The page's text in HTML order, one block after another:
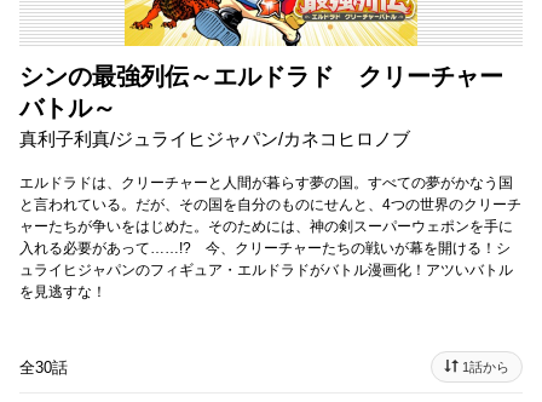
シンの最強列伝～エルドラド クリーチャー
バトル～
真利子利真/ジュライヒジャパン/カネコヒロノブ
エルドラドは、クリーチャーと人間が暮らす夢の国。すべての夢がかなう国
と言われている。だが、その国を自分のものにせんと、4つの世界のクリーチ
ャーたちが争いをはじめた。そのためには、神の剣スーパーウェポンを手に
入れる必要があって……!? 今、クリーチャーたちの戦いが幕を開ける！シ
ュライヒジャパンのフィギュア・エルドラドがバトル漫画化！アツいバトル
を見逃すな！
全30話 1話から